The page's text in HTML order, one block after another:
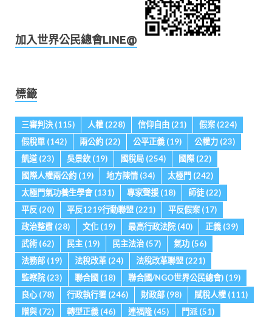
加入世界公民總會LINE@
標籤
三審判決(115) 人權(228) 信仰自由 (21) 假案(224)
假稅單 (142) 兩公約 (22) 公平正義 (19) 公權力 (23)
凱道(23) 吳景欽 (19) 國稅局 (254) 國際(22)
國際人權兩公約 (19) 地方陳情(34) 太極門 (242)
太極門氣功養生學會(131) 專家聲援(18) 師徒(22)
平反 (20) 平反1219行動聯盟 (221) 平反假案(17)
政治整肅 (28) 文化 (19) 最高行政法院(40) 正義 (39)
武術(62) 民主 (19) 民主法治 (57) 氣功 (56)
法務部 (19) 法稅改革 (24) 法稅改革聯盟 (221)
監察院(23) 聯合國 (18) 聯合國/NGO世界公民總會) (19)
良心(78) 行政執行署 (246) 財政部 (98) 賦稅人權(111)
贈與(72) 轉型正義 (46) 連福隆(45) 門派(51)